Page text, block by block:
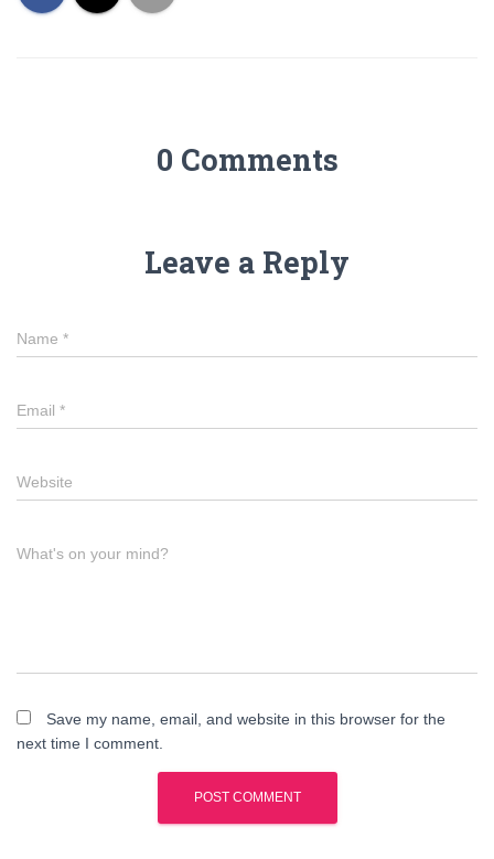
0 Comments
Leave a Reply
Name *
Email *
Website
What's on your mind?
Save my name, email, and website in this browser for the
next time I comment.